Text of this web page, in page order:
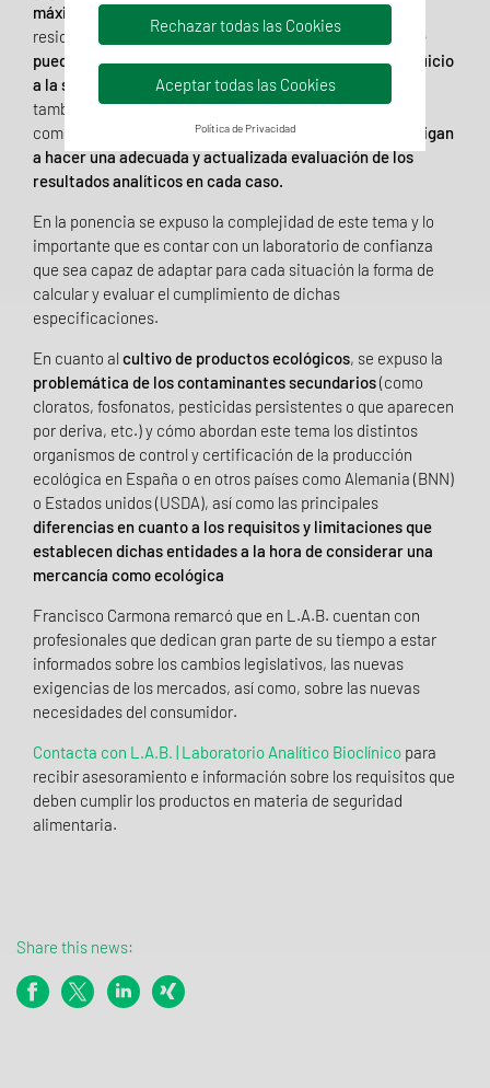
máximo de materias activas, LMR
(límite máximo de
residuos) y
(cantidad máxima de un plaguicida que
puede ser ingerido en menos de 24h sin que cause perjuicio
a la salud)
, así como el hecho de que los ARfDs estén
también en continuo estudio, revisión y cambio, no sólo
complican la planificación de tratamientos, sino que
obligan
a hacer una adecuada y actualizada evaluación de los
resultados analíticos en cada caso.
En la ponencia se expuso la complejidad de este tema y lo
importante que es contar con un laboratorio de confianza
que sea capaz de adaptar para cada situación la forma de
calcular y evaluar el cumplimiento de dichas
especificaciones.
En cuanto al cultivo de productos ecológicos, se expuso la
problemática de los contaminantes secundarios(como
cloratos, fosfonatos, pesticidas persistentes o que aparecen
por deriva, etc.) y cómo abordan este tema los distintos
organismos de control y certificación de la producción
ecológica en España o en otros países como Alemania (BNN)
o Estados unidos (USDA), así como las principales
diferencias en cuanto a los requisitos y limitaciones que
establecen dichas entidades a la hora de considerar una
mercancía como ecológica
Francisco Carmona remarcó que en L.A.B. cuentan con
profesionales que dedican gran parte de su tiempo a estar
informados sobre los cambios legislativos, las nuevas
exigencias de los mercados, así como, sobre las nuevas
necesidades del consumidor.
Contacta con L.A.B. | Laboratorio Analítico Bioclínico para
recibir asesoramiento e información sobre los requisitos que
deben cumplir los productos en materia de seguridad
alimentaria.
Share this news:
Rechazar todas las Cookies
Aceptar todas las Cookies
Política de Privacidad